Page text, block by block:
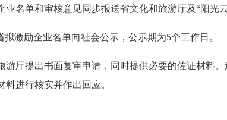
名单和审核意见同步报送省文化和旅游厅及“阳光云
激励企业名单向社会公示，公示期为5个工作日。
厅提出书面复审申请，同时提供必要的佐证材料
进行核实并作出回应。